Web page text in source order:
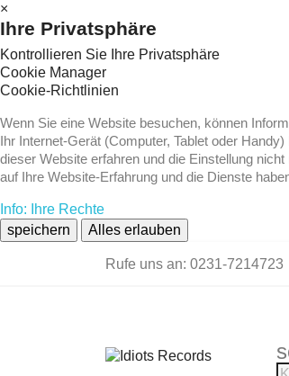
×
Ihre Privatsphäre
Kontrollieren Sie Ihre Privatsphäre
Cookie Manager
Cookie-Richtlinien
Wenn Sie eine Website besuchen, können
Ihr Internet-Gerät (Computer, Tablet oder
dieser Website erfahren und die Einstellung
auf Ihre Website-Erfahrung und die Dienste
Info: Ihre Rechte
speichern
Alles erlauben
Rufe uns an: 0231-7214723